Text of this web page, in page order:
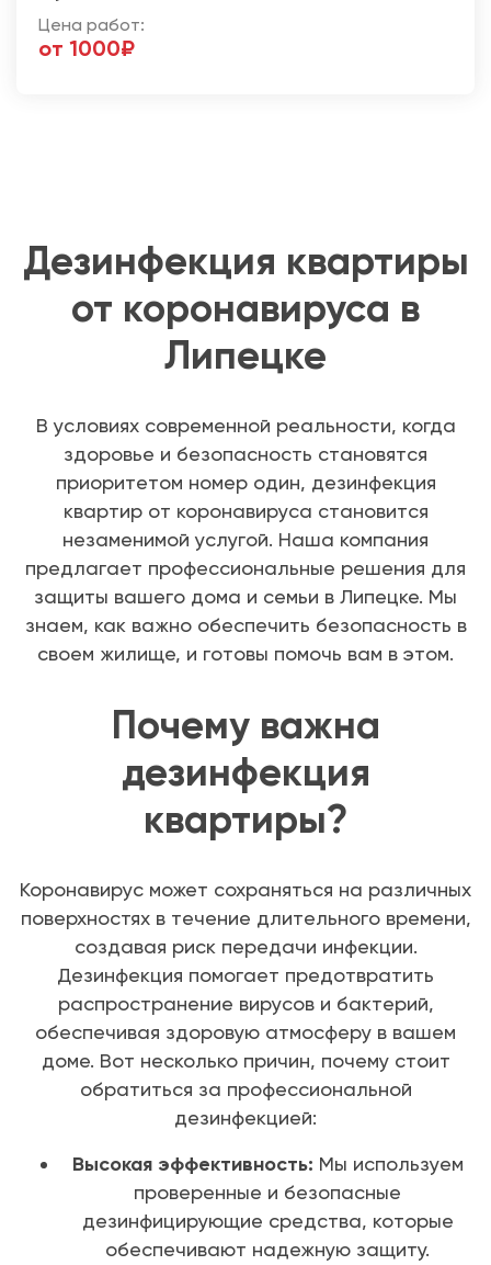
Цена работ:
от 1000₽
Дезинфекция квартиры
от коронавируса в
Липецке
В условиях современной реальности, когда
здоровье и безопасность становятся
приоритетом номер один, дезинфекция
квартир от коронавируса становится
незаменимой услугой. Наша компания
предлагает профессиональные решения для
защиты вашего дома и семьи в Липецке. Мы
знаем, как важно обеспечить безопасность в
своем жилище, и готовы помочь вам в этом.
Почему важна
дезинфекция
квартиры?
Коронавирус может сохраняться на различных
поверхностях в течение длительного времени,
создавая риск передачи инфекции.
Дезинфекция помогает предотвратить
распространение вирусов и бактерий,
обеспечивая здоровую атмосферу в вашем
доме. Вот несколько причин, почему стоит
обратиться за профессиональной
дезинфекцией:
Высокая эффективность: Мы используем
проверенные и безопасные
дезинфицирующие средства, которые
обеспечивают надежную защиту.